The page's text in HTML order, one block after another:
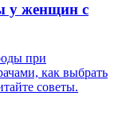
у женщин с
при
как выбрать
советы.